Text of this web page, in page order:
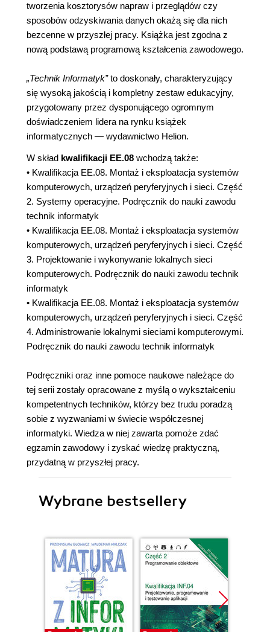
tworzenia kosztorysów napraw i przeglądów czy
sposobów odzyskiwania danych okażą się dla nich
bezcenne w przyszłej pracy. Książka jest zgodna z
nową podstawą programową kształcenia zawodowego.
„Technik Informatyk”to doskonały, charakteryzujący
się wysoką jakością i kompletny zestaw edukacyjny,
przygotowany przez dysponującego ogromnym
doświadczeniem lidera na rynku książek
informatycznych — wydawnictwo Helion.
W skład kwalifikacji EE.08 wchodzą także:
• Kwalifikacja EE.08. Montaż i eksploatacja systemów
komputerowych, urządzeń peryferyjnych i sieci. Część
2. Systemy operacyjne. Podręcznik do nauki zawodu
technik informatyk
• Kwalifikacja EE.08. Montaż i eksploatacja systemów
komputerowych, urządzeń peryferyjnych i sieci. Część
3. Projektowanie i wykonywanie lokalnych sieci
komputerowych. Podręcznik do nauki zawodu technik
informatyk
• Kwalifikacja EE.08. Montaż i eksploatacja systemów
komputerowych, urządzeń peryferyjnych i sieci. Część
4. Administrowanie lokalnymi sieciami komputerowymi.
Podręcznik do nauki zawodu technik informatyk
Podręczniki oraz inne pomoce naukowe należące do
tej serii zostały opracowane z myślą o wykształceniu
kompetentnych techników, którzy bez trudu poradzą
sobie z wyzwaniami w świecie współczesnej
informatyki. Wiedza w niej zawarta pomoże zdać
egzamin zawodowy i zyskać wiedzę praktyczną,
przydatną w przyszłej pracy.
Wybrane bestsellery